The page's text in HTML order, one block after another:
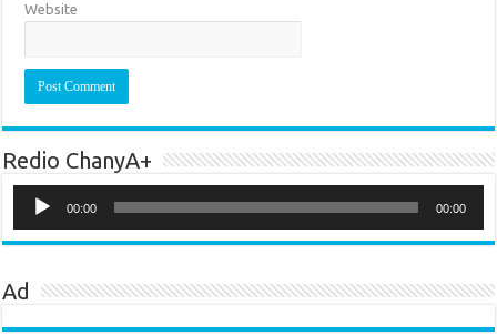
Website
Redio ChanyA+
Player
00:00 00:00
Ad